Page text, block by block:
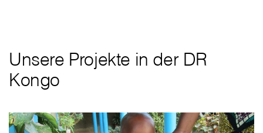
Unsere Projekte in der DR
Kongo